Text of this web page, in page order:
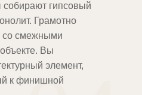
гипсовый
Грамотно
со смежными
Вы
элемент,
к финишной